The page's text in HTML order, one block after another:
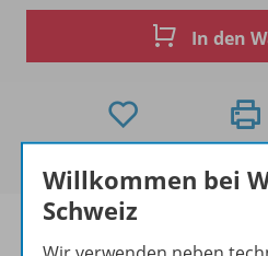
In den
Willkommen bei
Schweiz